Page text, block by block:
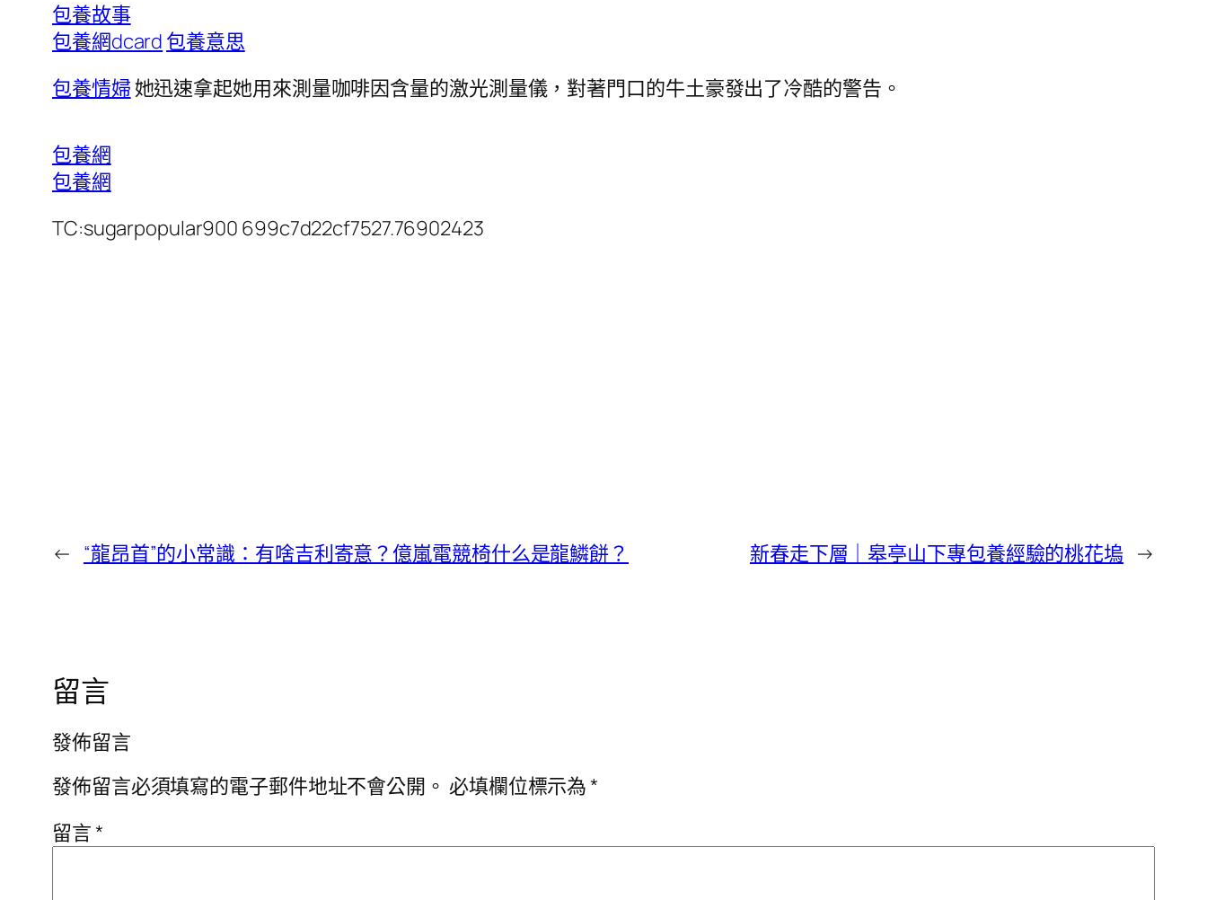
包養故事
包養網dcard 包養意思
包養情婦她迅速拿起她用來測量咖啡因含量的激光測量儀，對著門口的牛土豪發出了冷酷的警告。
包養網
包養網
TC:sugarpopular900 699c7d22cf7527.76902423
← “龍昂首”的小常識：有啥吉利寄意？億嵐電競椅什么是龍鱗餅？ 新春走下層｜皋亭山下專包養經驗的桃花塢 →
留言
發佈留言
發佈留言必須填寫的電子郵件地址不會公開。 必填欄位標示為*
留言*